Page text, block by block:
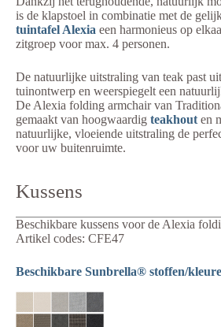
is de klapstoel in combinatie met de
tuintafel Alexia een harmonieus op
zitgroep voor max. 4 personen.
De natuurlijke uitstraling van teak past
tuinontwerp en weerspiegelt een
De Alexia folding armchair van
gemaakt van hoogwaardig teakhout en
natuurlijke, vloeiende uitstraling de
voor uw buitenruimte.
Kussens
Beschikbare kussens voor de Alexia
Artikel codes: CFE47
Beschikbare Sunbrella® stoffen/